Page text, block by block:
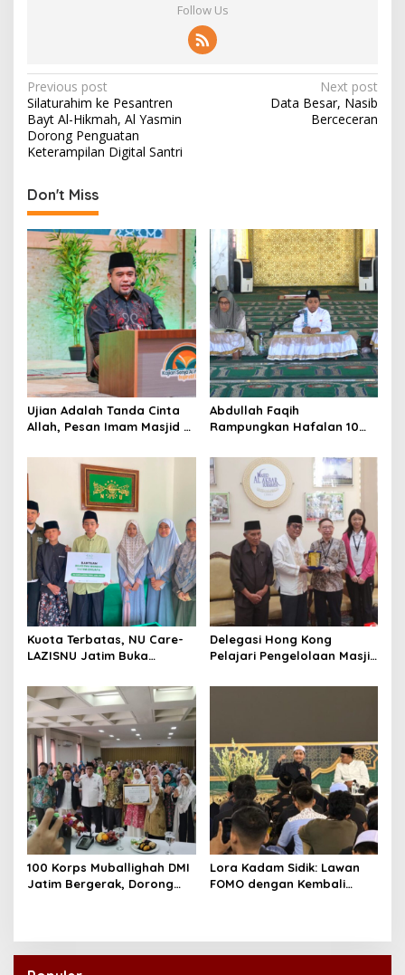
Follow Us
P
o
s
t
n
a
v
i
g
a
t
i
o
n
Previous post
Silaturahim ke Pesantren
Bayt Al-Hikmah, Al Yasmin
Dorong Penguatan
Keterampilan Digital Santri
Next post
Data Besar, Nasib
Berceceran
Don't Miss
Ujian Adalah Tanda Cinta
Allah, Pesan Imam Masjid Al
Abdullah Faqih
Rampungkan Hafalan 10
Tahfidz
Kuota Terbatas, NU Care-
LAZISNU Jatim Buka
Delegasi Hong Kong
Pelajari Pengelolaan Masjid
100 Korps Muballighah DMI
Jatim Bergerak, Dorong
Lora Kadam Sidik: Lawan
FOMO dengan Kembali